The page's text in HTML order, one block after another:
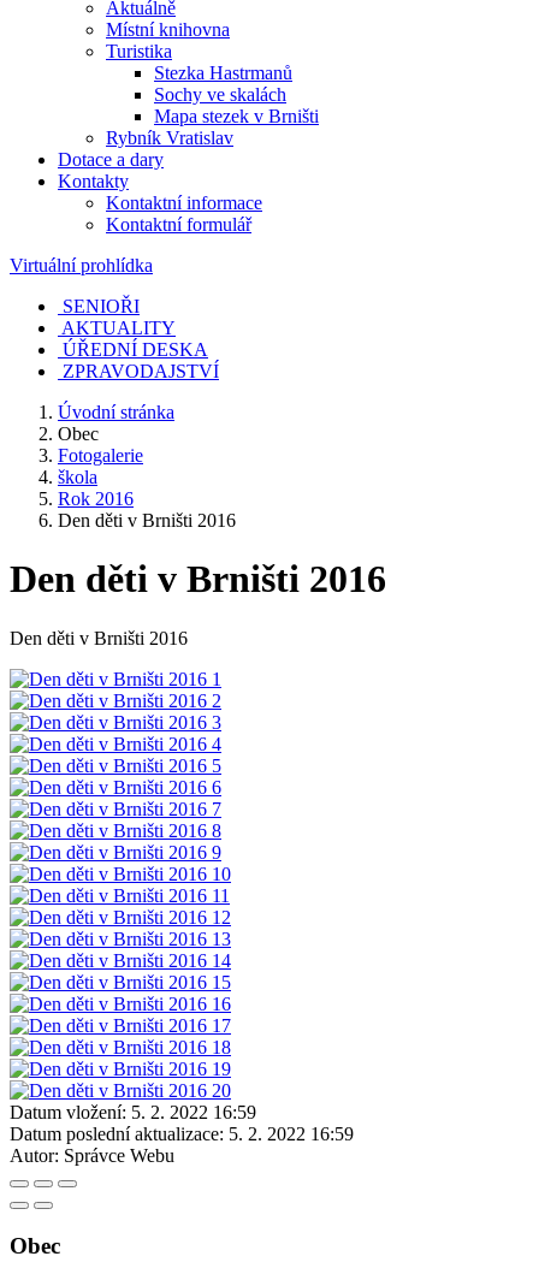
Aktuálně
Místní knihovna
Turistika
Stezka Hastrmanů
Sochy ve skalách
Mapa stezek v Brništi
Rybník Vratislav
Dotace a dary
Kontakty
Kontaktní informace
Kontaktní formulář
Virtuální prohlídka
SENIOŘI
AKTUALITY
ÚŘEDNÍ DESKA
ZPRAVODAJSTVÍ
Úvodní stránka
Obec
Fotogalerie
škola
Rok 2016
Den děti v Brništi 2016
Den děti v Brništi 2016
Den děti v Brništi 2016
Datum vložení: 5. 2. 2022 16:59
Datum poslední aktualizace: 5. 2. 2022 16:59
Autor: Správce Webu
Obec